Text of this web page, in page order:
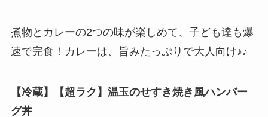
煮物とカレーの2つの味が楽しめて、子ども達も爆
速で完食！カレーは、旨みたっぷりで大人向け♪♪
【冷蔵】
【超ラク】温玉のせすき焼き風ハンバー
グ丼